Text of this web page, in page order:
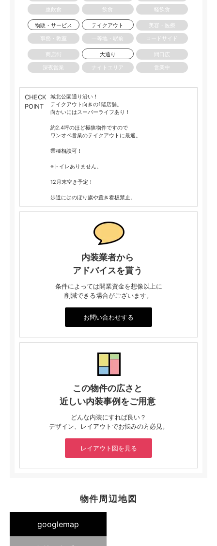
重飲食
飲食 軽飲食
物販・サービス テイクアウト
美容・医療
事務・教室
一等地・駅前 ロードサイド
商店街 大通り
間口広
深夜営業
ナイトエリア 営業中
CHECK
POINT
城北公園通り沿い！
テイクアウト向きの1階店舗。
向かいにはスーパーライフあり！
約2.4坪のほど極狭物件ですので
ワンオペ営業のテイクアウトに最適。
業種相談可！
※トイレありません。
12月末空き予定！
歩道にはのぼり旗や置き看板禁止。
内装業者から
アドバイスを貰う
条件によっては開業資金を想像以上に
削減できる場合がございます。
お問い合わせする
この物件の広さと
近しい内装事例をご用意
どんな内装にすれば良い？
デザイン、レイアウトでお悩みの方必見。
レイアウト図を見る
物件周辺地図
googlemap